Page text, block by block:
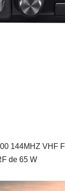
144MHZ VHF
de 65 W